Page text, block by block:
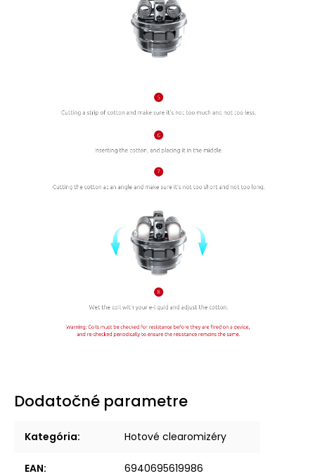
Dodatočné parametre
Kategória: Hotové clearomizéry
EAN: 6940695619986